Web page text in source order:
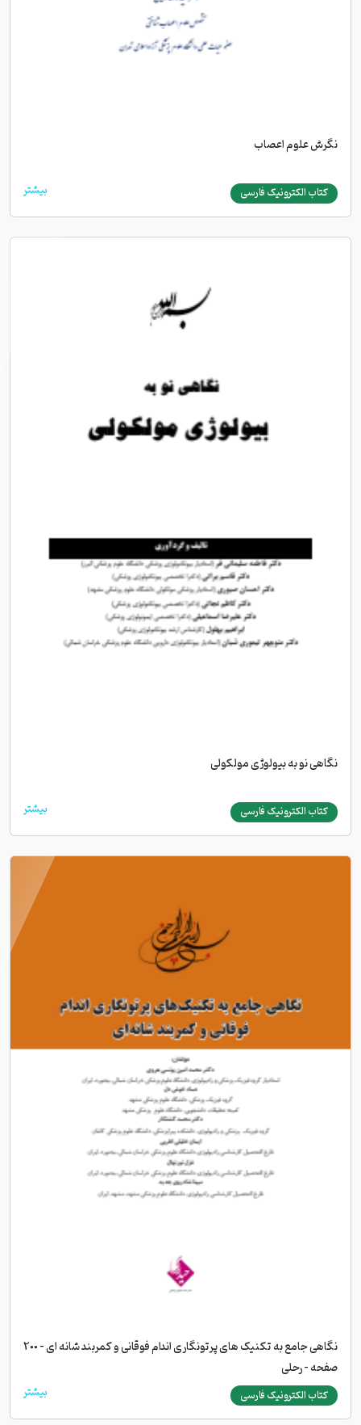
نگرش علوم اعصاب
کتاب الکترونیک فارسی بیشتر
نگاهی نو به بیولوژی مولکولی
کتاب الکترونیک فارسی بیشتر
نگاهی جامع به تکنیک های پرتونگاری اندام فوقانی و کمربند شانه ای - 200
صفحه - رحلی
کتاب الکترونیک فارسی بیشتر